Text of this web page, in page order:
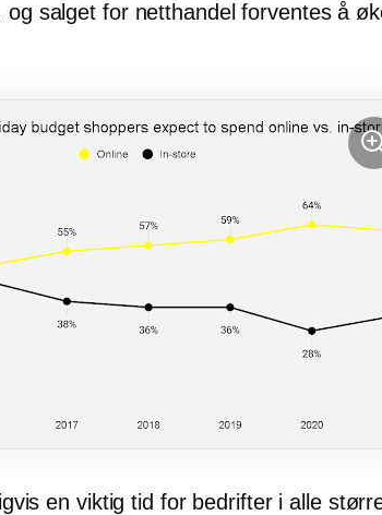
og salget for netthandel forventes å
en viktig tid for bedrifter i alle